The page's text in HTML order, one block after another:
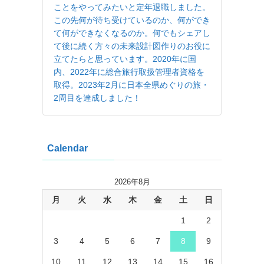
ことをやってみたいと定年退職しました。
この先何が待ち受けているのか、何ができ
て何ができなくなるのか。何でもシェアし
て後に続く方々の未来設計図作りのお役に
立てたらと思っています。2020年に国
内、2022年に総合旅行取扱管理者資格を
取得。2023年2月に日本全県めぐりの旅・
2周目を達成しました！
Calendar
2026年8月
月 火 水 木 金 土 日
1 2
3 4 5 6 7 8 9
10 11 12 13 14 15 16